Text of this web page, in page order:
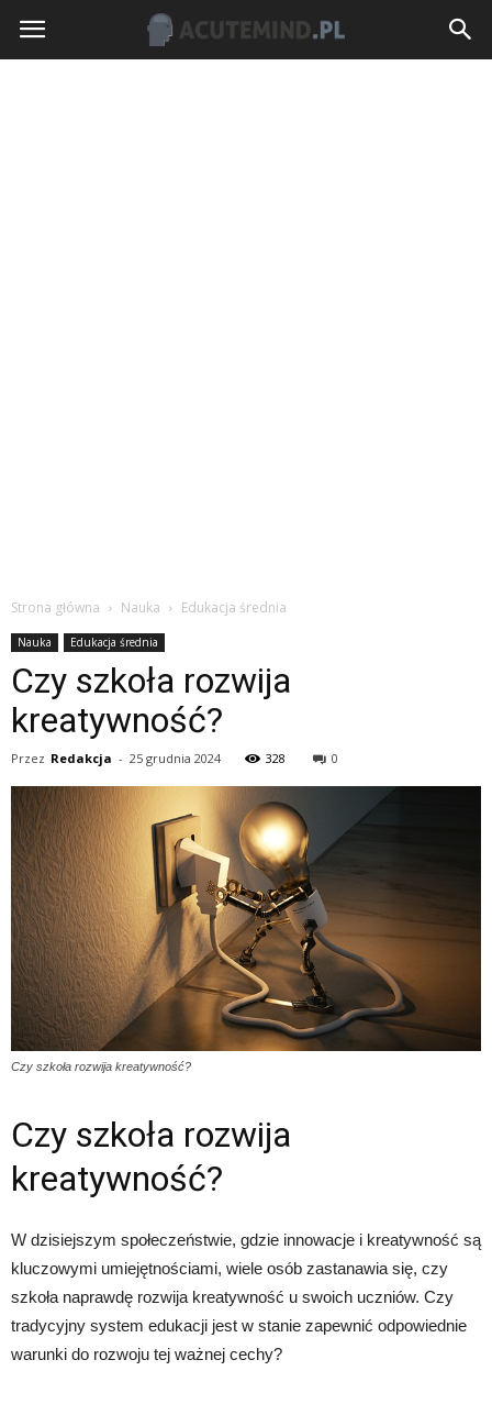
Strona główna Nauka Edukacja średnia
Nauka Edukacja średnia
Czy szkoła rozwija
kreatywność?
Przez Redakcja - 25 grudnia 2024 328 0
Czy szkoła rozwija kreatywność?
Czy szkoła rozwija
kreatywność?
W dzisiejszym społeczeństwie, gdzie innowacje i kreatywność są
kluczowymi umiejętnościami, wiele osób zastanawia się, czy
szkoła naprawdę rozwija kreatywność u swoich uczniów. Czy
tradycyjny system edukacji jest w stanie zapewnić odpowiednie
warunki do rozwoju tej ważnej cechy?